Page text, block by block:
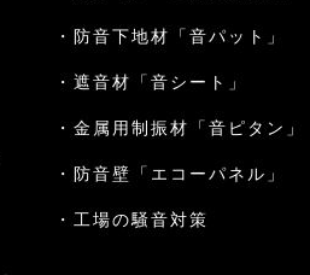
防音下地材「音パット」
遮音材「音シート」
金属用制振材「音ピタン」
防音壁「エコーパネル」
工場の騒音対策